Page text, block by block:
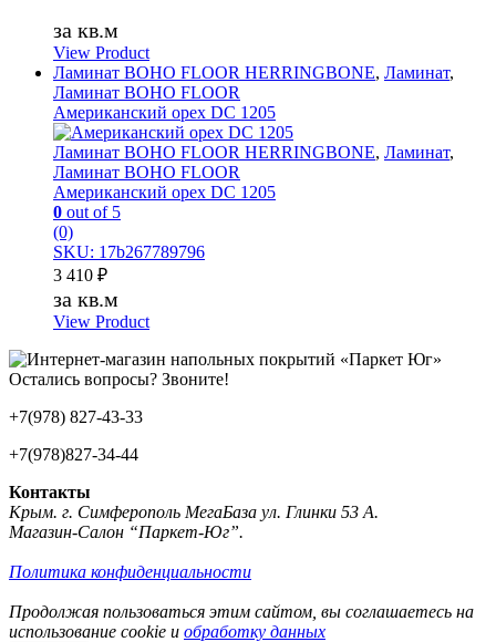
за кв.м
View Product
Ламинат BOHO FLOOR HERRINGBONE, Ламинат,
Ламинат BOHO FLOOR
Американский орех DC 1205
Ламинат BOHO FLOOR HERRINGBONE, Ламинат,
Ламинат BOHO FLOOR
Американский орех DC 1205
0 out of 5
(0)
SKU: 17b267789796
3 410 ₽
за кв.м
View Product
Остались вопросы? Звоните!
+7(978) 827-43-33
+7(978)827-34-44
Контакты
Крым. г. Симферополь МегаБаза ул. Глинки 53 А.
Магазин-Салон “Паркет-Юг”.
Политика конфиденциальности
Продолжая пользоваться этим сайтом, вы соглашаетесь на
использование cookie и обработку данных